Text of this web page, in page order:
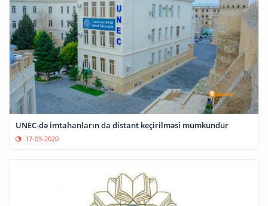
UNEC-də imtahanların da distant keçirilməsi mümkündür
17-03-2020